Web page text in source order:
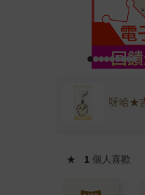
呀哈★
★ 1 個人喜歡